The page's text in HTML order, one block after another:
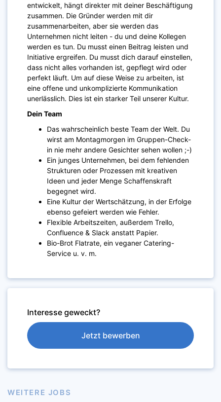
entwickelt, hängt direkter mit deiner Beschäftigung
zusammen. Die Gründer werden mit dir
zusammenarbeiten, aber sie werden das
Unternehmen nicht leiten - du und deine Kollegen
werden es tun. Du musst einen Beitrag leisten und
Initiative ergreifen. Du musst dich darauf einstellen,
dass nicht alles vorhanden ist, gepflegt wird oder
perfekt läuft. Um auf diese Weise zu arbeiten, ist
eine offene und unkomplizierte Kommunikation
unerlässlich. Dies ist ein starker Teil unserer Kultur.
Dein Team
Das wahrscheinlich beste Team der Welt. Du
wirst am Montagmorgen im Gruppen-Check-
in nie mehr andere Gesichter sehen wollen ;-)
Ein junges Unternehmen, bei dem fehlenden
Strukturen oder Prozessen mit kreativen
Ideen und jeder Menge Schaffenskraft
begegnet wird.
Eine Kultur der Wertschätzung, in der Erfolge
ebenso gefeiert werden wie Fehler.
Flexible Arbeitszeiten, außerdem Trello,
Confluence & Slack anstatt Papier.
Bio-Brot Flatrate, ein veganer Catering-
Service u. v. m.
Interesse geweckt?
Jetzt bewerben
WEITERE JOBS